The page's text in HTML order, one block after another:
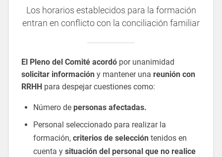
Los horarios establecidos para la formación
entran en conflicto con la conciliación familiar
El Pleno del Comité acordópor unanimidad
solicitar informacióny mantener una reunión con
RRHH para despejar cuestiones como:
Número de personas afectadas.
Personal seleccionado para realizar la
formación, criterios de seleccióntenidos en
cuenta y situación del personal que no realice